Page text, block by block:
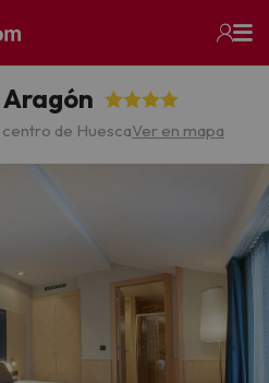
de HuescaVer en mapa